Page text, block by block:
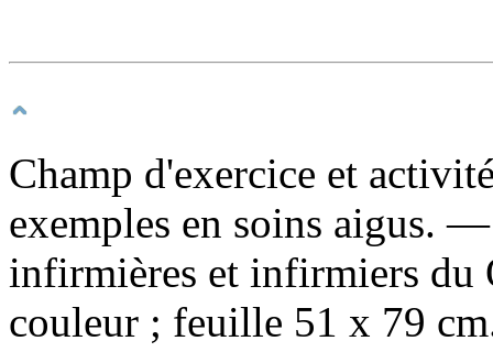
Champ d'exercice et
exemples en soins aigus. —
infirmières et infirmiers
couleur ; feuille 51 x 79